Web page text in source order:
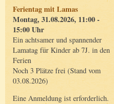
Ferientag mit Lamas
Montag, 31.08.2026, 11:00 -
15:00 Uhr
Ein achtsamer und spannender
Lamatag für Kinder ab 7J. in den
Ferien
Noch 3 Plätze frei (Stand vom
03.08.2026)
Eine Anmeldung ist erforderlich.